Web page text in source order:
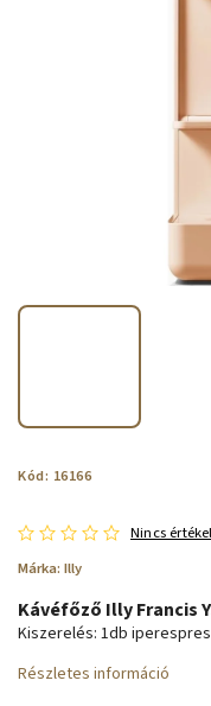
Kód: 16166
Nincs
Márka: Illy
Kávéfőző Illy Francis
Kiszerelés: 1db
Részletes információ